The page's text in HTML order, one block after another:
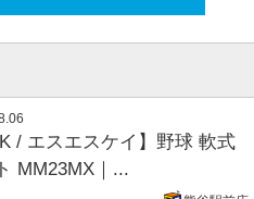
/ エスエスケイ】野球 軟式
MM23MX｜...